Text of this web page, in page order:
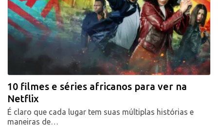
10 filmes e séries africanos para ver na
Netflix
É claro que cada lugar tem suas múltiplas histórias e
maneiras de…